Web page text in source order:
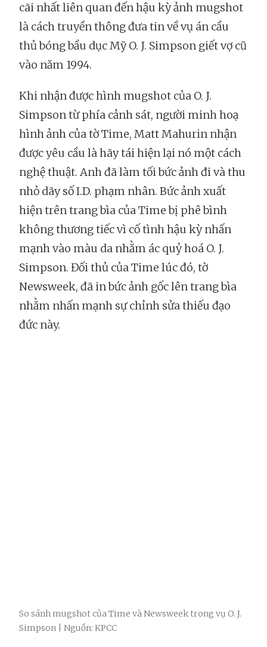
cãi nhất liên quan đến hậu kỳ ảnh mugshot
là cách truyền thông đưa tin về vụ án cầu
thủ bóng bầu dục Mỹ O. J. Simpson giết vợ cũ
vào năm 1994.
Khi nhận được hình mugshot của O. J.
Simpson từ phía cảnh sát, người minh hoạ
hình ảnh của tờ Time, Matt Mahurin nhận
được yêu cầu là hãy tái hiện lại nó một cách
nghệ thuật. Anh đã làm tối bức ảnh đi và thu
nhỏ dãy số I.D. phạm nhân. Bức ảnh xuất
hiện trên trang bìa của Time bị phê bình
không thương tiếc vì cố tình hậu kỳ nhấn
mạnh vào màu da nhằm ác quỷ hoá O. J.
Simpson. Đối thủ của Time lúc đó, tờ
Newsweek, đã in bức ảnh gốc lên trang bìa
nhằm nhấn mạnh sự chỉnh sửa thiếu đạo
đức này.
So sánh mugshot của Time và Newsweek trong vụ O. J.
Simpson | Nguồn: KPCC